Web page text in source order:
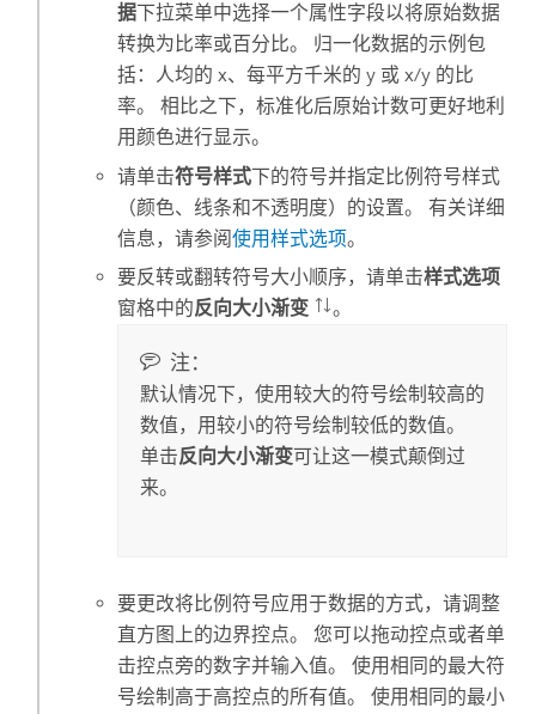
据下拉菜单中选择一个属性字段以将原始数据
转换为比率或百分比。 归一化数据的示例包
括：人均的 x、每平方千米的 y 或 x/y 的比
率。 相比之下，标准化后原始计数可更好地利
用颜色进行显示。
请单击符号样式下的符号并指定比例符号样式
（颜色、线条和不透明度）的设置。 有关详细
信息，请参阅使用样式选项。
要反转或翻转符号大小顺序，请单击样式选项
窗格中的反向大小渐变 。
注：
默认情况下，使用较大的符号绘制较高的
数值，用较小的符号绘制较低的数值。
单击反向大小渐变可让这一模式颠倒过
来。
要更改将比例符号应用于数据的方式，请调整
直方图上的边界控点。 您可以拖动控点或者单
击控点旁的数字并输入值。 使用相同的最大符
号绘制高于高控点的所有值。 使用相同的最小